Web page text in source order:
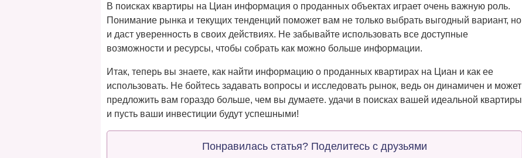
В поисках квартиры на Циан информация о проданных объектах играет очень важную роль.
Понимание рынка и текущих тенденций поможет вам не только выбрать выгодный вариант, но
и даст уверенность в своих действиях. Не забывайте использовать все доступные
возможности и ресурсы, чтобы собрать как можно больше информации.
Итак, теперь вы знаете, как найти информацию о проданных квартирах на Циан и как ее
использовать. Не бойтесь задавать вопросы и исследовать рынок, ведь он динамичен и может
предложить вам гораздо больше, чем вы думаете. удачи в поисках вашей идеальной квартиры
и пусть ваши инвестиции будут успешными!
Понравилась статья? Поделитесь с друзьями